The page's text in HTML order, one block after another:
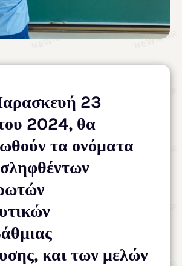
23
2024, θα
τα ονόματα
και των μελών